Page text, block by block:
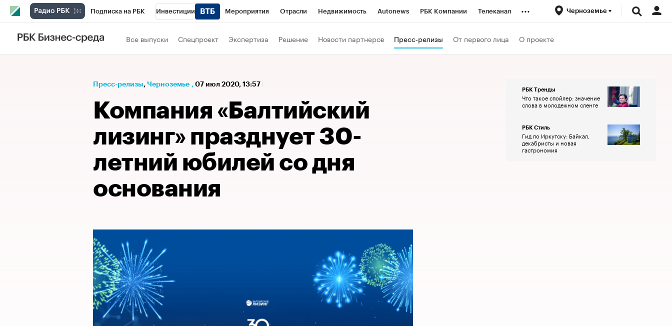
Подписка на РБК Инвестиции Мероприятия Отрасли Недвижимость Autonews РБК Компании Телеканал
РБК Вино
Проверка контрагентов Экономика Технологии и медиа
... Черноземье
Все выпуски Спецпроект Экспертиза Решение Новости партнеров Пресс-релизы От первого лица О проекте
Пресс-релизы⁠, Черноземье , 07 июл 2020, 13:57
Компания «Балтийский
лизинг» празднует 30-
летний юбилей со дня
основания
РБК Тренды
Что такое спойлер: значение
слова в молодежном сленге
РБК Стиль
Гид по Иркутску: Байкал,
декабристы и новая
гастрономия